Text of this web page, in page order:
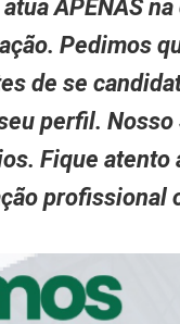
atua APENAS
Pedimos
de se
perfil.
Fique
profissional